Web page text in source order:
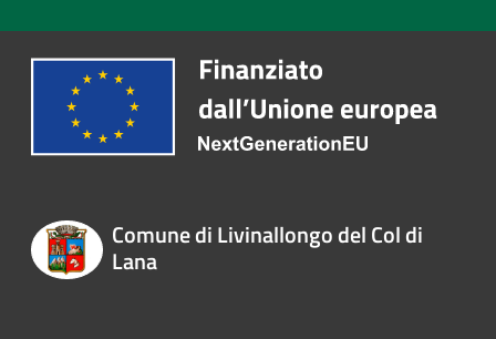
Comune di Livinallongo del Col di
Lana